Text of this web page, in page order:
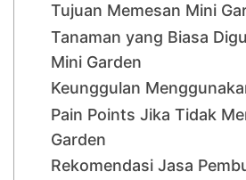
Tujuan Memesan Mini
Tanaman yang Biasa
Mini Garden
Keunggulan
Pain Points Jika Tidak
Garden
Rekomendasi Jasa